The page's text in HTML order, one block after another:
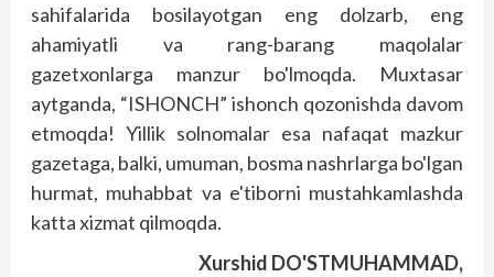
sahifalarida bosilayotgan eng dolzarb, eng
ahamiyatli va rang-barang maqolalar
gazetxonlarga manzur bo'lmoqda. Muxtasar
aytganda, “ISHONCH” ishonch qozonishda davom
etmoqda! Yillik solnomalar esa nafaqat mazkur
gazetaga, balki, umuman, bosma nashrlarga bo'lgan
hurmat, muhabbat va e'tiborni mustahkamlashda
katta xizmat qilmoqda.
Xurshid DO'STMUHAMMAD,